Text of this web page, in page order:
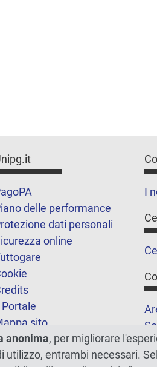
delle performance
dati personali
online
Portale
sito
di
I
anonima, per migliorare
entrambi necessari.